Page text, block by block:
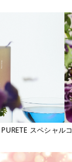
スペシャル